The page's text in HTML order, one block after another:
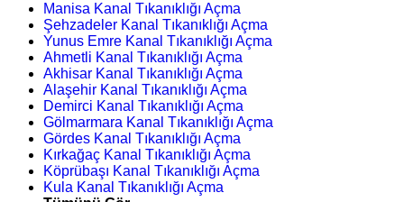
Manisa Kanal Tıkanıklığı Açma
Şehzadeler Kanal Tıkanıklığı Açma
Yunus Emre Kanal Tıkanıklığı Açma
Ahmetli Kanal Tıkanıklığı Açma
Akhisar Kanal Tıkanıklığı Açma
Alaşehir Kanal Tıkanıklığı Açma
Demirci Kanal Tıkanıklığı Açma
Gölmarmara Kanal Tıkanıklığı Açma
Gördes Kanal Tıkanıklığı Açma
Kırkağaç Kanal Tıkanıklığı Açma
Köprübaşı Kanal Tıkanıklığı Açma
Kula Kanal Tıkanıklığı Açma